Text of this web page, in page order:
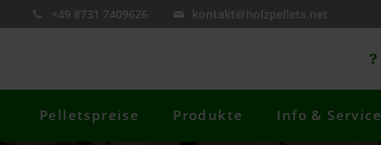
+49 8731 7409626 kontakt@holzpellets.net
Pelletspreise Produkte Info & Service